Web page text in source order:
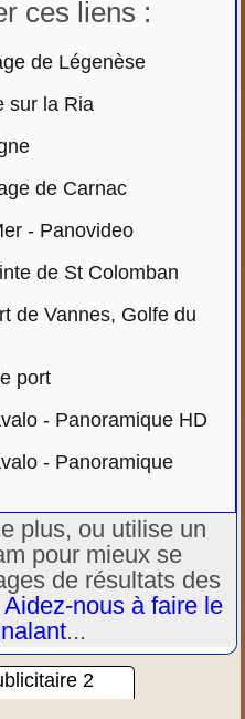
ces liens :
de Légenèse
sur la Ria
de Carnac
- Panovideo
de St Colomban
de Vannes, Golfe du
port
- Panoramique HD
- Panoramique
plus, ou utilise un
pour mieux se
de résultats des
Aidez-nous à faire le
...
2